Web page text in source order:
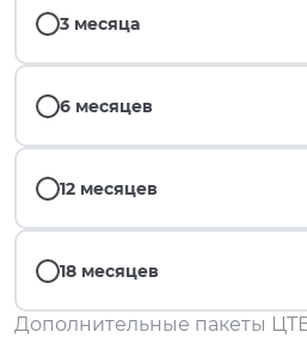
3 месяца
6 месяцев
12 месяцев
18 месяцев
Дополнительные пакеты